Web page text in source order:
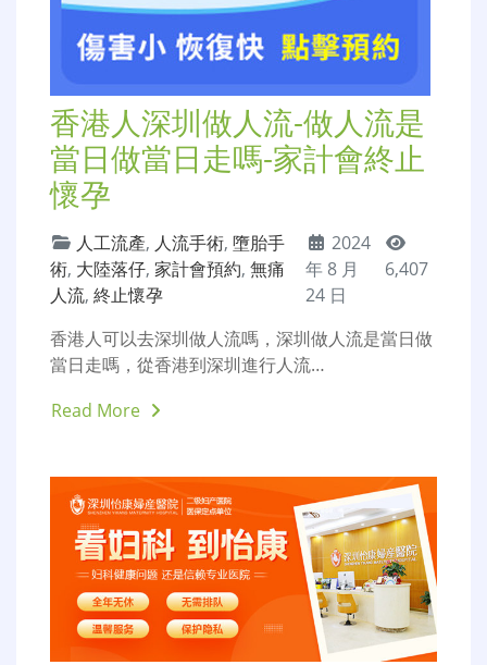
香港人深圳做人流-做人流是
當日做當日走嗎-家計會終止
懷孕
人工流產, 人流手術, 墮胎手
術, 大陸落仔, 家計會預約, 無痛
人流, 終止懷孕
2024
年 8 月
24 日
6,407
香港人可以去深圳做人流嗎，深圳做人流是當日做
當日走嗎，從香港到深圳進行人流…
Read More